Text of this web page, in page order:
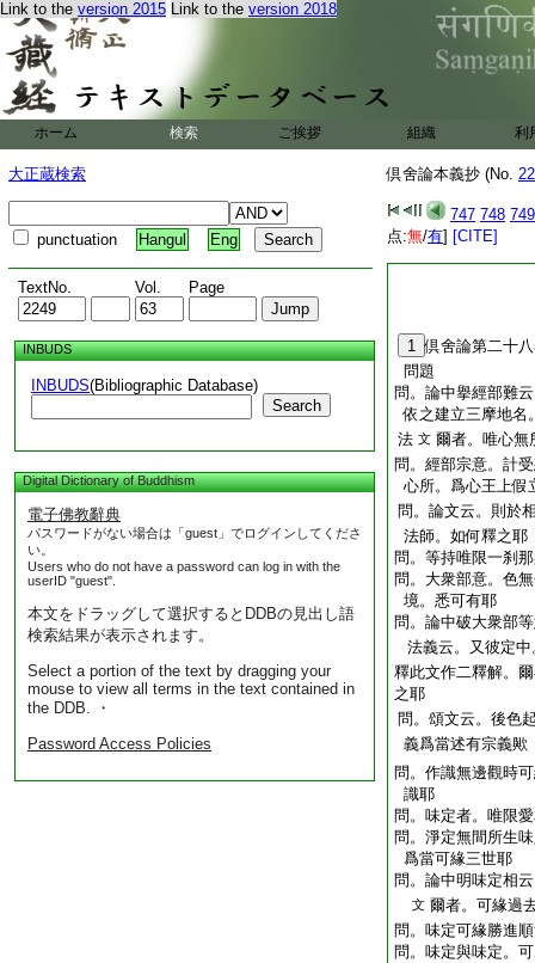
Link to the version 2015 Link to the version 2018
ホーム 検索 ご挨拶 組織 利
大正蔵検索
punctuation Hangul Eng
TextNo. Vol. Page
INBUDS
INBUDS(Bibliographic Database)
Search
Digital Dictionary of Buddhism
電子佛教辭典
パスワードがない場合は「guest」でログインしてくださ
い。
Users who do not have a password can log in with the
userID "guest".
本文をドラッグして選択するとDDBの見出し語
検索結果が表示されます。
Select a portion of the text by dragging your
mouse to view all terms in the text contained in
the DDB. ・
Password Access Policies
倶舍論本義抄 (No.
747 748 749
点:無/有] [CITE]
1 倶舍論第二十
問題
問。論中擧經部難
依之建立三摩地名
法 文 爾者。唯心無
問。經部宗意。計
心所。爲心王上假
問。論文云。則於
法師。如何釋之耶
問。等持唯限一刹
問。大衆部意。色
境。悉可有耶
問。論中破大衆部
法義云。又彼定
釋此文作二釋解。
之耶
問。頌文云。後色
義爲當述有宗義歟
問。作識無邊觀時
識耶
問。味定者。唯限
問。淨定無間所生
爲當可緣三世耶
問。論中明味定相
文 爾者。可緣過
問。味定可緣勝進
問。味定與味定。